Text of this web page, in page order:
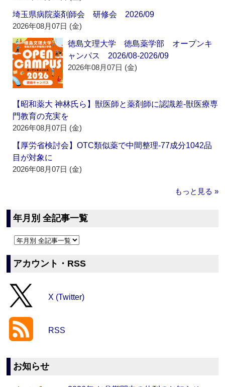
埼玉県病院薬剤師会 研修会 2026/09
2026年08月07日 (金)
徳島文理大学 徳島薬学部 オープンキ
ャンパス 2026/08-2026/09
2026年08月07日 (金)
【昭和薬大 神林氏ら】獣医師と薬剤師に認識差‐獣医療専
門教育の充実を
2026年08月07日 (金)
【厚労省検討会】OTC類似薬で中間整理‐77成分1042品
目が対象に
2026年08月07日 (金)
もっと見る »
年月別 全記事一覧
アカウント・RSS
X (Twitter)
RSS
お知らせ